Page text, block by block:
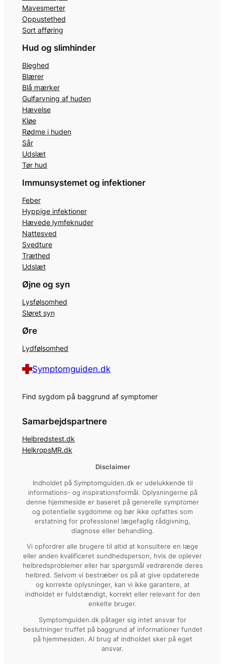
Mavesmerter
Oppustethed
Sort afføring
Hud og slimhinder
Bleghed
Blærer
Blå mærker
Gulfarvning af huden
Hævelse
Kløe
Rødme i huden
Sår
Udslæt
Tør hud
Immunsystemet og infektioner
Feber
Hyppige infektioner
Hævede lymfeknuder
Nattesved
Svedture
Træthed
Udslæt
Øjne og syn
Lysfølsomhed
Sløret syn
Øre
Lydfølsomhed
Symptomguiden.dk
Find sygdom på baggrund af symptomer
Samarbejdspartnere
Helbredstest.dk
HelkropsMR.dk
Disclaimer
Indholdet på Symptomguiden.dk er udelukkende til
informations- og inspirationsformål. Oplysningerne på
denne hjemmeside er baseret på generelle symptomer
og potentielle sygdomme og bør ikke opfattes som
erstatning for professionel lægefaglig rådgivning,
diagnose eller behandling.
Vi opfordrer alle brugere til altid at konsultere en læge
eller anden kvalificeret sundhedsperson, hvis de oplever
helbredsproblemer eller har spørgsmål vedrørende deres
helbred. Selvom vi bestræber os på at give opdaterede
og korrekte oplysninger, kan vi ikke garantere, at
indholdet er fuldstændigt, korrekt eller relevant for den
enkelte bruger.
Symptomguiden.dk påtager sig intet ansvar for
beslutninger truffet på baggrund af informationer fundet
på hjemmesiden. Al brug af indholdet sker på eget
ansvar.